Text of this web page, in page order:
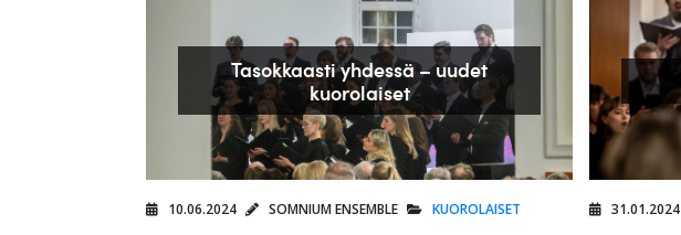
Tasokkaasti yhdessä – uudet
kuorolaiset
10.06.2024 SOMNIUM ENSEMBLE KUOROLAISET 31.01.2024